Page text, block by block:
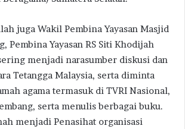
juga Wakil Pembina Yayasan Masjid
Pembina Yayasan RS Siti Khodijah
menjadi narasumber diskusi dan
Tetangga Malaysia, serta diminta
agama termasuk di TVRI Nasional,
serta menulis berbagai buku.
menjadi Penasihat organisasi